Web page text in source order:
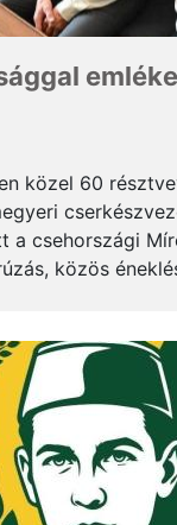
közel 60
csehországi
közös